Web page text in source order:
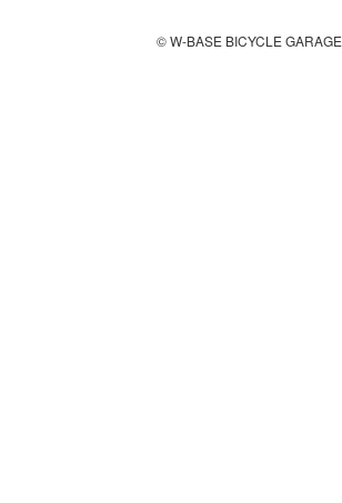
© W-BASE BICYCLE GARAGE